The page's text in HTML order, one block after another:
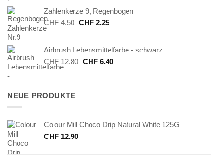
CHF 2.90CHF 1.00.
Zahlenkerze 9, Regenbogen
CHF4.50 Ursprünglicher
CHF 4.50
CHF2.25Aktueller
CHF 2.25.
Airbrush Lebensmittelfarbe - schwarz
CHF12.80 Ursprünglicher
CHF6.40Aktueller
NEUE PRODUKTE
Colour Mill Choco Drip Natural White 125G
CHF 12.90